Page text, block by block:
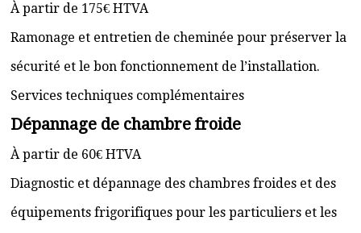
À partir de 175€ HTVA
Ramonage et entretien de cheminée pour préserver la
sécurité et le bon fonctionnement de l’installation.
Services techniques complémentaires
Dépannage de chambre froide
À partir de 60€ HTVA
Diagnostic et dépannage des chambres froides et des
équipements frigorifiques pour les particuliers et les